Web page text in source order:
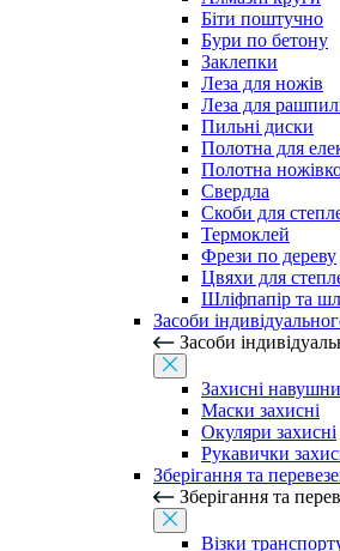
Біти поштучно
Бури по бетону
Заклепки
Леза для ножів
Леза для
Пильні диски
Полотна для
Полотна
Свердла
Скоби для
Термоклей
Фрези по дереву
Цвяхи для
Шліфпапір та
Засоби
Засоби
Захисні
Маски захисні
Окуляри захисні
Рукавички
Зберігання та
Зберігання та
Візки